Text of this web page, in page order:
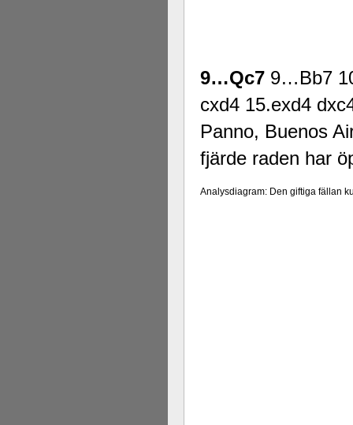
9…Qc7 9…Bb7
cxd4 15.exd4
Panno, Buenos
fjärde raden har
Analysdiagram: Den giftiga fällan